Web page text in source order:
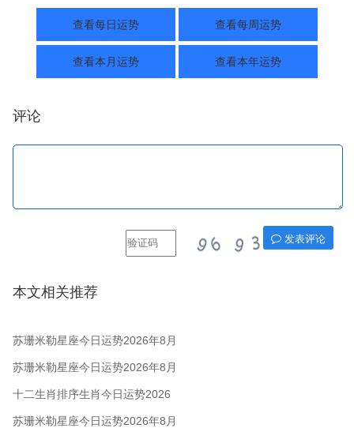
查看每日运势 查看每周运势
查看本月运势 查看本年运势
评论
发表评论
本文相关推荐
苏珊米勒星座今日运势2026年8月
7日
苏珊米勒星座今日运势2026年8月
6日
十二生肖排序生肖今日运势2026
年8月5日
苏珊米勒星座今日运势2026年8月